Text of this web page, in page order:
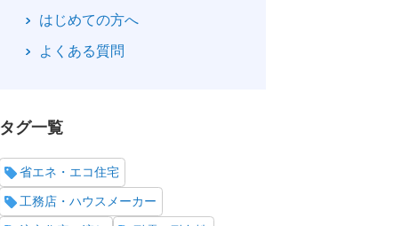
はじめての方へ
よくある質問
タグ一覧
省エネ・エコ住宅
工務店・ハウスメーカー